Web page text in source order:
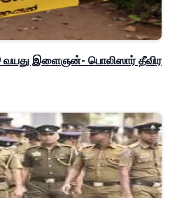
வயது இளைஞன்- பொலிஸார் தீவிர